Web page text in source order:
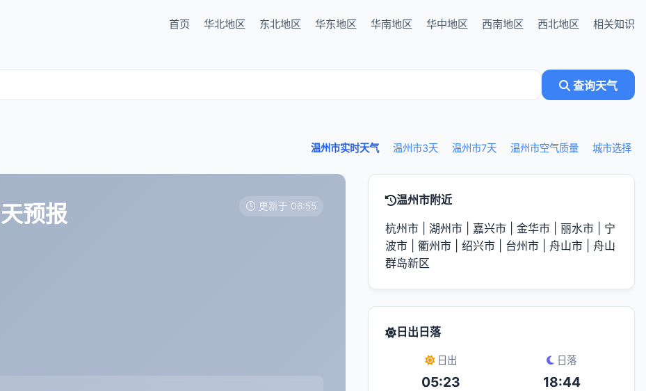
首页 华北地区 东北地区 华东地区 华南地区 华中地区 西南地区 西北地区 相关知识
查询天气
温州市实时天气 温州市3天 温州市7天 温州市空气质量 城市选择
预报 更新于 06:55 温州市附近
杭州市 湖州市 嘉兴市 金华市 丽水市
宁
波市
衢州市 绍兴市 台州市 舟山市
舟山
群岛新区
日出日落
日出
05:23
日落
18:44